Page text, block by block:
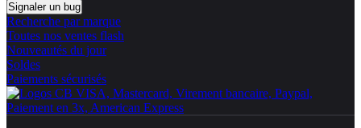
Signaler un bug
Recherche par marque
Toutes nos ventes flash
Nouveautés du jour
Soldes
Paiements sécurisés